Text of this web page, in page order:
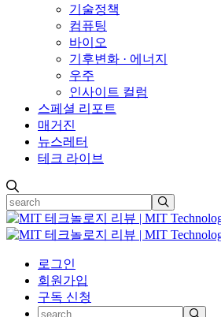
기술정책
컴퓨팅
바이오
기후변화 · 에너지
우주
인사이트 컬럼
스페셜 리포트
매거진
뉴스레터
테크 라이브
로그인
회원가입
구독 신청